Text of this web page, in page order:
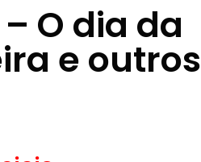
O dia da
e outros